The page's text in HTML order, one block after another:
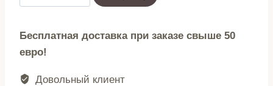
товара
modułowy
|
SVELA
Бесплатная доставка при заказе свыше 50
евро!
Довольный клиент